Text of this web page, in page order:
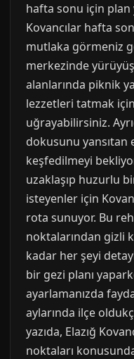
hafta sonu için plan
Kovancılar hafta
mutlaka görmeniz
merkezinde
alanlarında piknik
lezzetleri tatmak
uğrayabilirsiniz.
dokusunu yansıtan
keşfedilmeyi
uzaklaşıp huzurlu
isteyenler için
rota sunuyor. Bu
noktalarından gizli
kadar her şeyi
bir gezi planı
ayarlamanızda
aylarında ilçe
yazıda, Elazığ
noktaları